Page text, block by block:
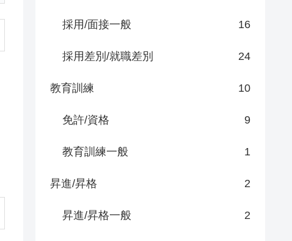
採用/面接一般 16
採用差別/就職差別 24
教育訓練 10
免許/資格 9
教育訓練一般 1
昇進/昇格 2
昇進/昇格一般 2